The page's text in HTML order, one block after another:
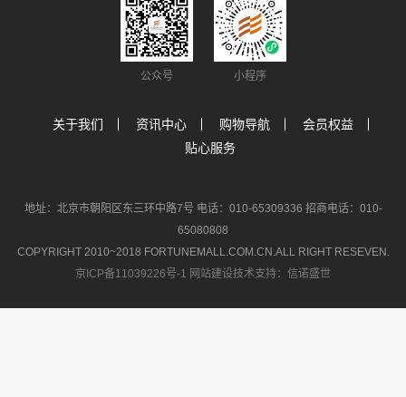
公众号 小程序
关于我们 资讯中心 购物导航
会员权益
贴心服务
地址：北京市朝阳区东三环中路7号 电话：010-65309336 招商电话：010-
65080808
COPYRIGHT 2010~2018 FORTUNEMALL.COM.CN.ALL RIGHT RESEVEN.
京ICP备11039226号-1 网站建设技术支持：信诺盛世